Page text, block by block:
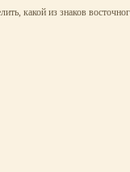
какой из знаков